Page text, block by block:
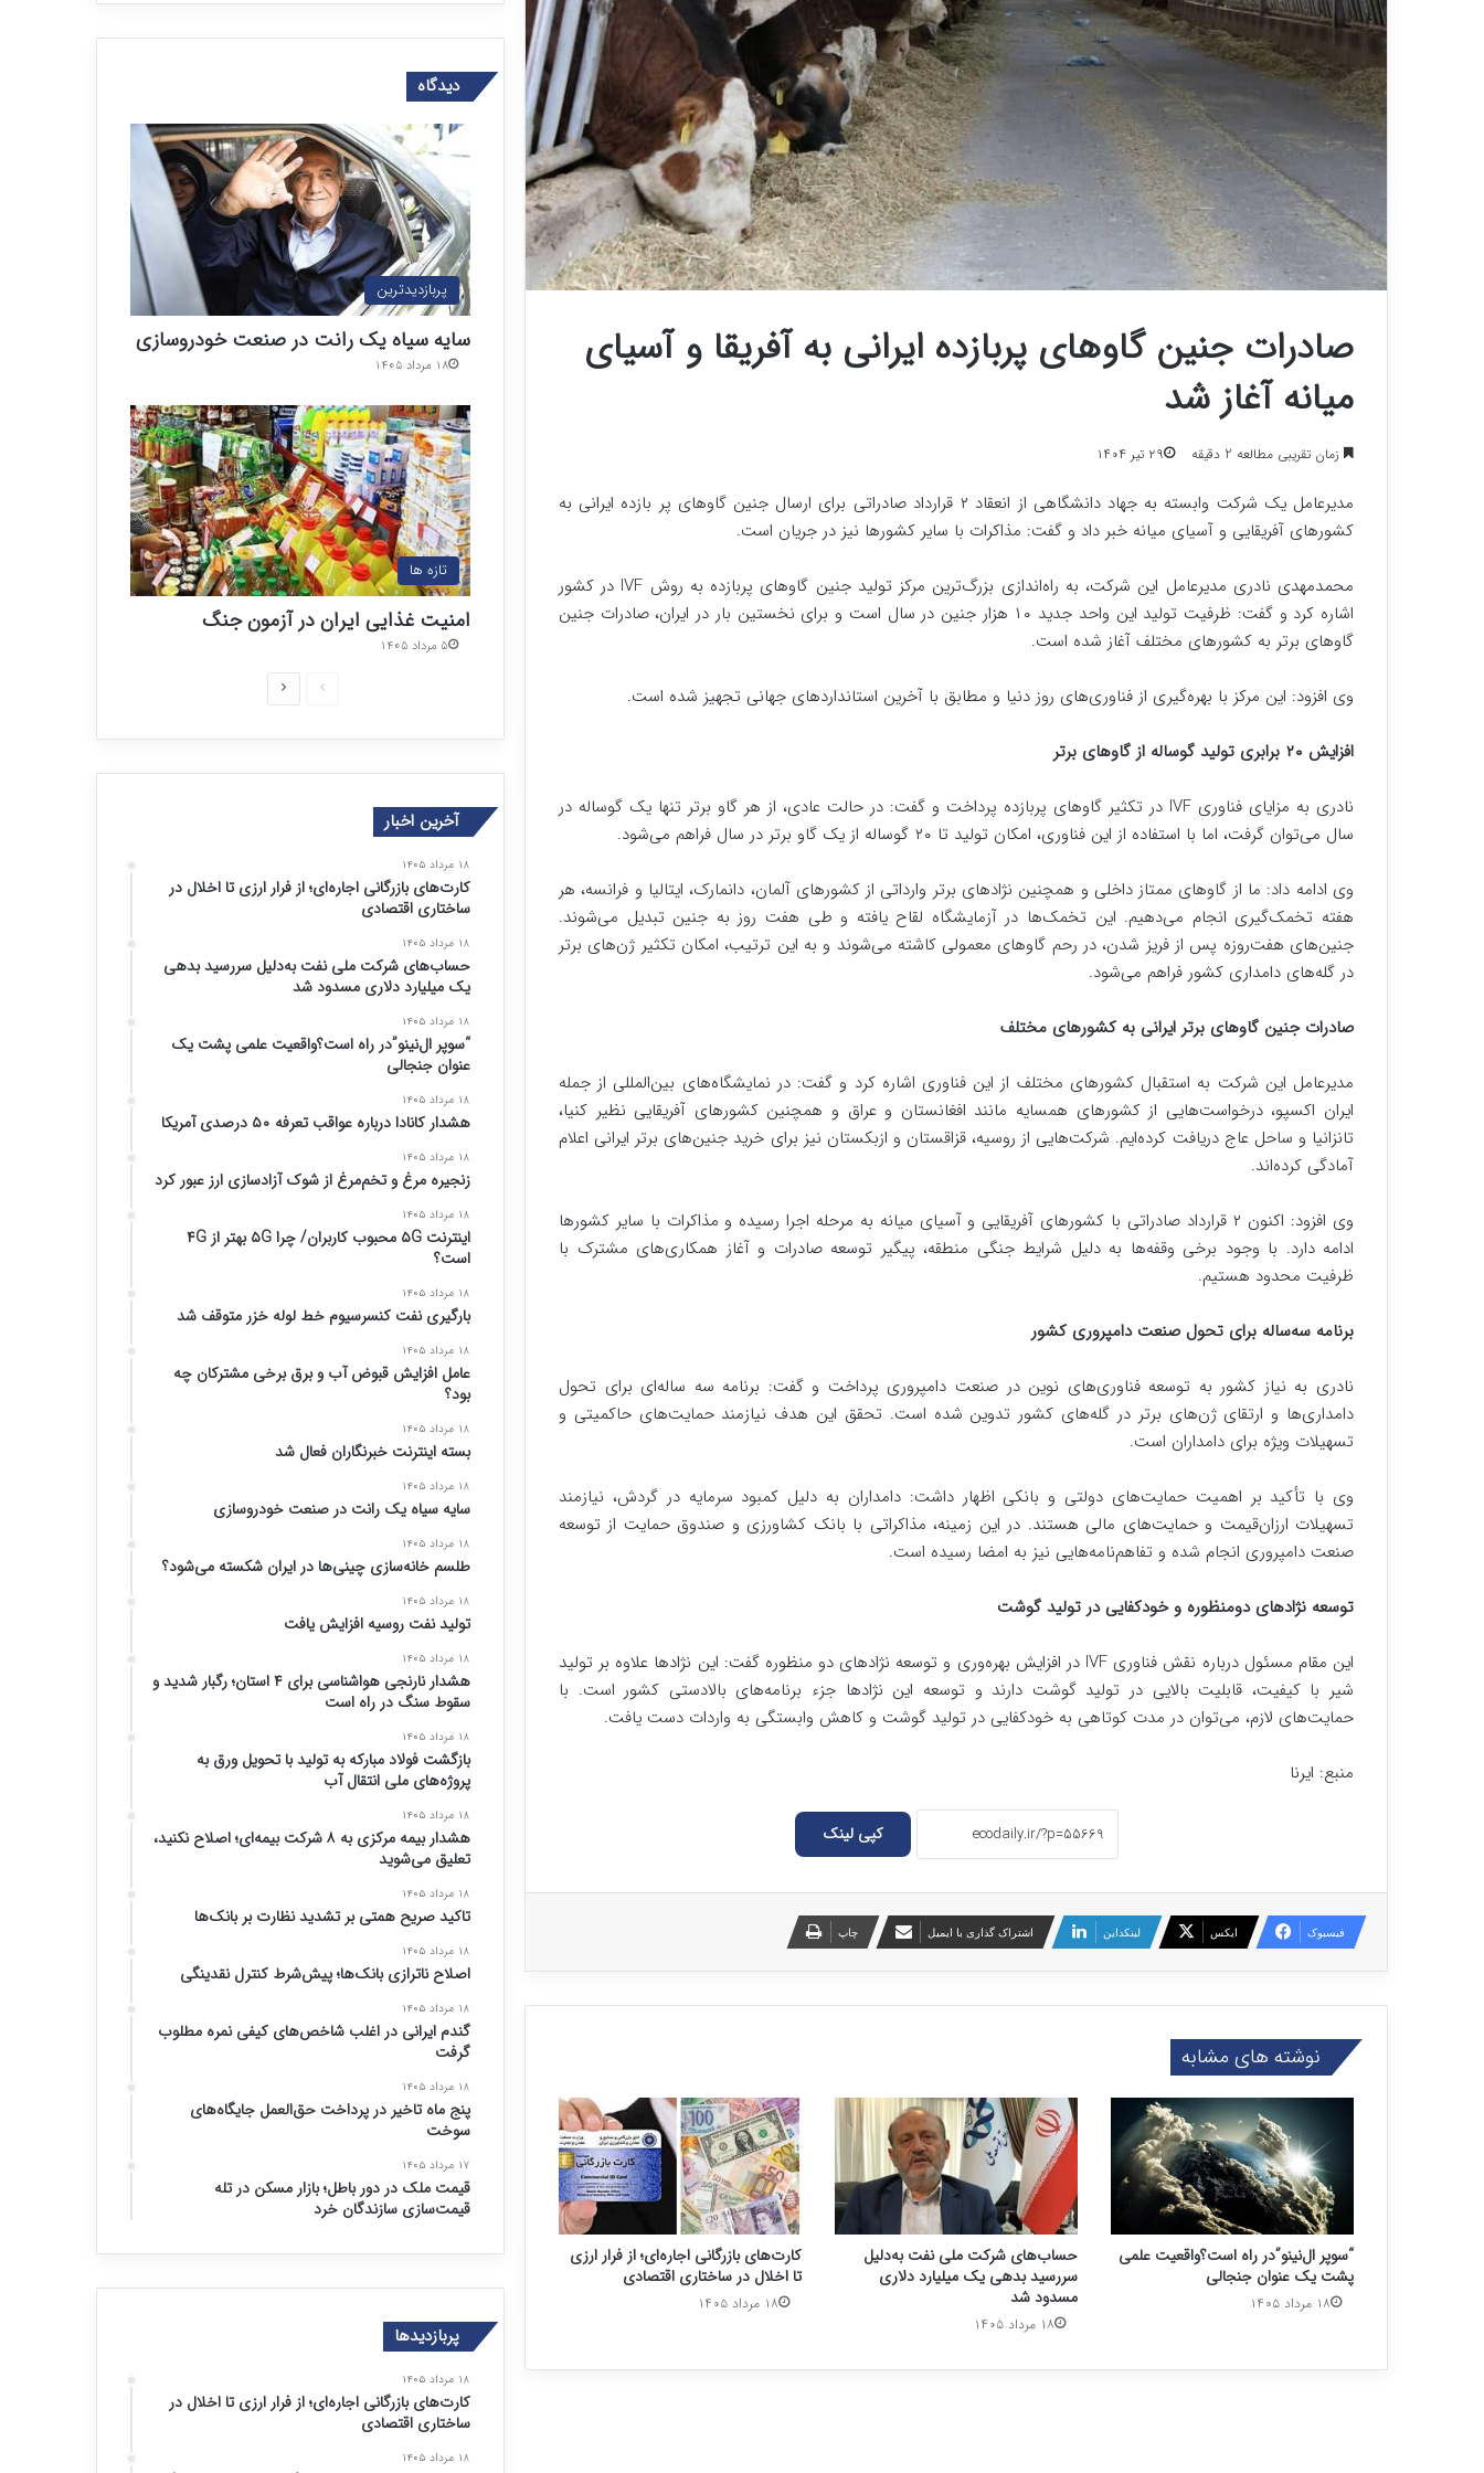
صادرات جنین گاوهای پربازده ایرانی به آفریقا و آسیای
میانه آغاز شد
۲۹ تیر ۱۴۰۴ زمان تقریبی مطالعه 2 دقیقه
مدیرعامل یک شرکت وابسته به جهاد دانشگاهی از انعقاد ۲ قرارداد صادراتی برای ارسال جنین گاوهای پر بازده ایرانی به
کشورهای آفریقایی و آسیای میانه خبر داد و گفت: مذاکرات با سایر کشورها نیز در جریان است.
محمدمهدی نادری مدیرعامل این شرکت، به راه‌اندازی بزرگ‌ترین مرکز تولید جنین گاوهای پربازده به روش IVF در کشور
اشاره کرد و گفت: ظرفیت تولید این واحد جدید ۱۰ هزار جنین در سال است و برای نخستین بار در ایران، صادرات جنین
گاوهای برتر به کشورهای مختلف آغاز شده است.
وی افزود: این مرکز با بهره‌گیری از فناوری‌های روز دنیا و مطابق با آخرین استانداردهای جهانی تجهیز شده است.
افزایش ۲۰ برابری تولید گوساله از گاوهای برتر
نادری به مزایای فناوری IVF در تکثیر گاوهای پربازده پرداخت و گفت: در حالت عادی، از هر گاو برتر تنها یک گوساله در
سال می‌توان گرفت، اما با استفاده از این فناوری، امکان تولید تا ۲۰ گوساله از یک گاو برتر در سال فراهم می‌شود.
وی ادامه داد: ما از گاوهای ممتاز داخلی و همچنین نژادهای برتر وارداتی از کشورهای آلمان، دانمارک، ایتالیا و فرانسه، هر
هفته تخمک‌گیری انجام می‌دهیم. این تخمک‌ها در آزمایشگاه لقاح یافته و طی هفت روز به جنین تبدیل می‌شوند.
جنین‌های هفت‌روزه پس از فریز شدن، در رحم گاوهای معمولی کاشته می‌شوند و به این ترتیب، امکان تکثیر ژن‌های برتر
در گله‌های دامداری کشور فراهم می‌شود.
صادرات جنین گاوهای برتر ایرانی به کشورهای مختلف
مدیرعامل این شرکت به استقبال کشورهای مختلف از این فناوری اشاره کرد و گفت: در نمایشگاه‌های بین‌المللی از جمله
ایران اکسپو، درخواست‌هایی از کشورهای همسایه مانند افغانستان و عراق و همچنین کشورهای آفریقایی نظیر کنیا،
تانزانیا و ساحل عاج دریافت کرده‌ایم. شرکت‌هایی از روسیه، قزاقستان و ازبکستان نیز برای خرید جنین‌های برتر ایرانی اعلام
آمادگی کرده‌اند.
وی افزود: اکنون ۲ قرارداد صادراتی با کشورهای آفریقایی و آسیای میانه به مرحله اجرا رسیده و مذاکرات با سایر کشورها
ادامه دارد. با وجود برخی وقفه‌ها به دلیل شرایط جنگی منطقه، پیگیر توسعه صادرات و آغاز همکاری‌های مشترک با
ظرفیت محدود هستیم.
برنامه سه‌ساله برای تحول صنعت دامپروری کشور
نادری به نیاز کشور به توسعه فناوری‌های نوین در صنعت دامپروری پرداخت و گفت: برنامه سه‌ ساله‌ای برای تحول
دامداری‌ها و ارتقای ژن‌های برتر در گله‌های کشور تدوین شده است. تحقق این هدف نیازمند حمایت‌های حاکمیتی و
تسهیلات ویژه برای دامداران است.
وی با تأکید بر اهمیت حمایت‌های دولتی و بانکی اظهار داشت: دامداران به دلیل کمبود سرمایه در گردش، نیازمند
تسهیلات ارزان‌قیمت و حمایت‌های مالی هستند. در این زمینه، مذاکراتی با بانک کشاورزی و صندوق حمایت از توسعه
صنعت دامپروری انجام شده و تفاهم‌نامه‌هایی نیز به امضا رسیده است.
توسعه نژادهای دومنظوره و خودکفایی در تولید گوشت
این مقام مسئول درباره نقش فناوری IVF در افزایش بهره‌وری و توسعه نژادهای دو منظوره گفت: این نژادها علاوه بر تولید
شیر با کیفیت، قابلیت بالایی در تولید گوشت دارند و توسعه این نژادها جزء برنامه‌های بالادستی کشور است. با
حمایت‌های لازم، می‌توان در مدت کوتاهی به خودکفایی در تولید گوشت و کاهش وابستگی به واردات دست یافت.
منبع: ایرنا
کپی لینک
فیسبوک ایکس لینکداین اشتراک گذاری با ایمیل چاپ
نوشته های مشابه
کارت‌های بازرگانی اجاره‌ای؛ از فرار ارزی
تا اخلال در ساختاری اقتصادی
۱۸ مرداد ۱۴۰۵
حساب‌های شرکت ملی نفت به‌دلیل
سررسید بدهی یک میلیارد دلاری
مسدود شد
۱۸ مرداد ۱۴۰۵
“سوپر ال‌نینو”در راه است؟واقعیت علمی
پشت یک عنوان جنجالی
۱۸ مرداد ۱۴۰۵
دیدگاه
پربازدیدترین
سایه سیاه یک رانت در صنعت خودروسازی
۱۸ مرداد ۱۴۰۵
تازه ها
امنیت غذایی ایران در آزمون جنگ
۵ مرداد ۱۴۰۵
آخرین اخبار
۱۸ مرداد ۱۴۰۵
کارت‌های بازرگانی اجاره‌ای؛ از فرار ارزی تا اخلال در
ساختاری اقتصادی
۱۸ مرداد ۱۴۰۵
حساب‌های شرکت ملی نفت به‌دلیل سررسید بدهی
یک میلیارد دلاری مسدود شد
۱۸ مرداد ۱۴۰۵
“سوپر ال‌نینو”در راه است؟واقعیت علمی پشت یک
عنوان جنجالی
۱۸ مرداد ۱۴۰۵
هشدار کانادا درباره عواقب تعرفه ۵۰ درصدی آمریکا
۱۸ مرداد ۱۴۰۵
زنجیره مرغ و تخم‌مرغ از شوک آزادسازی ارز عبور کرد
۱۸ مرداد ۱۴۰۵
اینترنت ۵G محبوب کاربران/ چرا ۵G بهتر از ۴G
است؟
۱۸ مرداد ۱۴۰۵
بارگیری نفت کنسرسیوم خط لوله خزر متوقف شد
۱۸ مرداد ۱۴۰۵
عامل افزایش قبوض آب و برق برخی مشترکان چه
بود؟
۱۸ مرداد ۱۴۰۵
بسته اینترنت خبرنگاران فعال شد
۱۸ مرداد ۱۴۰۵
سایه سیاه یک رانت در صنعت خودروسازی
۱۸ مرداد ۱۴۰۵
طلسم خانه‌سازی چینی‌ها در ایران شکسته می‌شود؟
۱۸ مرداد ۱۴۰۵
تولید نفت روسیه افزایش یافت
۱۸ مرداد ۱۴۰۵
هشدار نارنجی هواشناسی برای ۴ استان؛ رگبار شدید و
سقوط سنگ در راه است
۱۸ مرداد ۱۴۰۵
بازگشت فولاد مبارکه به تولید با تحویل ورق به
پروژه‌های ملی انتقال آب
۱۸ مرداد ۱۴۰۵
هشدار بیمه مرکزی به ۸ شرکت بیمه‌ای؛ اصلاح نکنید،
تعلیق می‌شوید
۱۸ مرداد ۱۴۰۵
تاکید صریح همتی بر تشدید نظارت بر بانک‌ها
۱۸ مرداد ۱۴۰۵
اصلاح ناترازی بانک‌ها؛ پیش‌شرط کنترل نقدینگی
۱۸ مرداد ۱۴۰۵
گندم ایرانی در اغلب شاخص‌های کیفی نمره مطلوب
گرفت
۱۸ مرداد ۱۴۰۵
پنج ماه تاخیر در پرداخت حق‌العمل جایگاه‌های
سوخت
۱۷ مرداد ۱۴۰۵
قیمت ملک در دور باطل؛ بازار مسکن در تله
قیمت‌سازی سازندگان خرد
پربازدیدها
۱۸ مرداد ۱۴۰۵
کارت‌های بازرگانی اجاره‌ای؛ از فرار ارزی تا اخلال در
ساختاری اقتصادی
۱۸ مرداد ۱۴۰۵